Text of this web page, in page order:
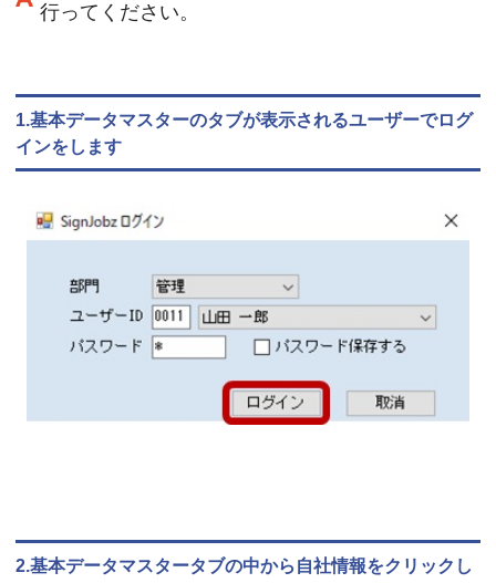
行ってください。
1.基本データマスターのタブが表示されるユーザーでログ
インをします
2.基本データマスタータブの中から自社情報をクリックし